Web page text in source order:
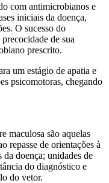
com antimicrobianos e
iniciais da doença,
O sucesso do
de sua
prescrito.
um estágio de apatia e
psicomotoras, chegando
maculosa são aquelas
repasse de orientações à
da doença; unidades de
do diagnóstico e
do vetor.